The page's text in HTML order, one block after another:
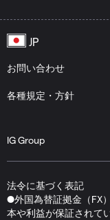
お問い合わせ
各種規定・方針
IG Group
法令に基づく表記
●外国為替証拠金（FX
本や利益が保証されて